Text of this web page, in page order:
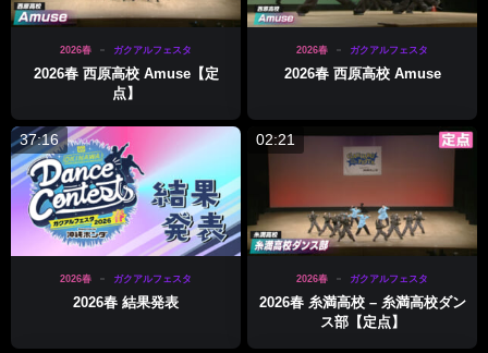
2026春 ガクアルフェスタ
2026春 西原高校 Amuse【定
点】
2026春 ガクアルフェスタ
2026春 西原高校 Amuse
37:16
2026春 ガクアルフェスタ
2026春 結果発表
02:21
2026春 ガクアルフェスタ
2026春 糸満高校 – 糸満高校ダン
ス部【定点】